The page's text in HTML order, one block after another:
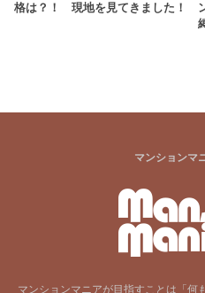
格は？！ 現地を見てきました！
マンションマ
マンションマニアが目指すことは「何